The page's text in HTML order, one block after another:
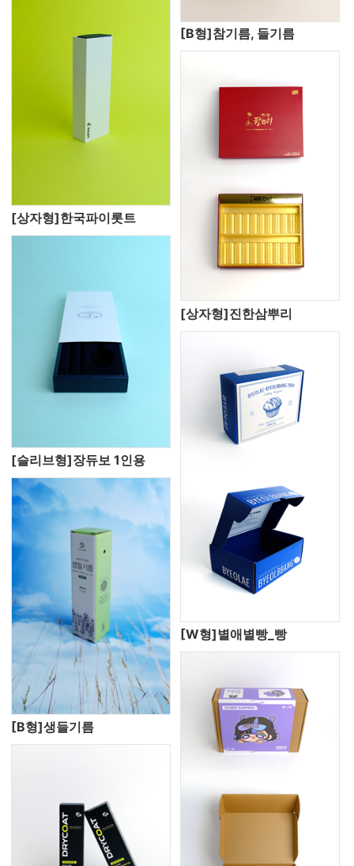
[상자형]한국파이롯트
[B형]참기름, 들기름
[슬리브형]장듀보 1인용
[상자형]진한삼뿌리
[B형]생들기름
[W형]별애별빵_빵